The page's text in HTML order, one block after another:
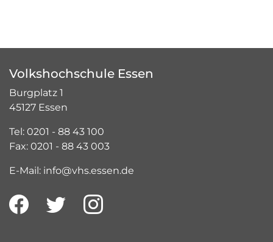
Volkshochschule Essen
Burgplatz 1
45127 Essen
Tel: 0201 - 88 43 100
Fax: 0201 - 88 43 003
E-Mail: info@vhs.essen.de